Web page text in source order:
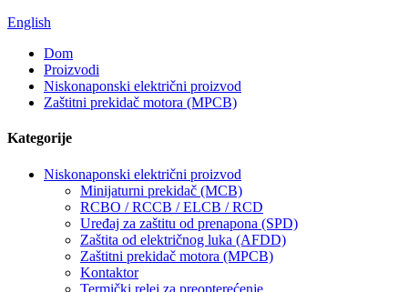
English
Dom
Proizvodi
Niskonaponski električni proizvod
Zaštitni prekidač motora (MPCB)
Kategorije
Niskonaponski električni proizvod
Minijaturni prekidač (MCB)
RCBO / RCCB / ELCB / RCD
Uređaj za zaštitu od prenapona (SPD)
Zaštita od električnog luka (AFDD)
Zaštitni prekidač motora (MPCB)
Kontaktor
Termički relej za preopterećenje